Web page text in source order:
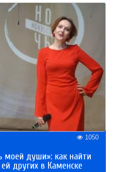
1050
моей души»: как найти
других в Каменске